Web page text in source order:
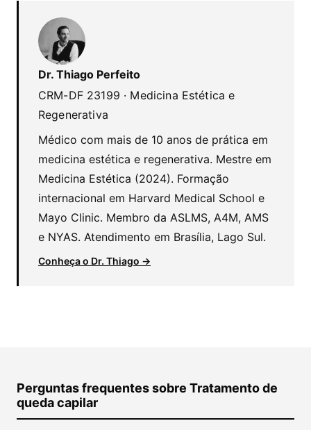
Dr. Thiago Perfeito
CRM-DF 23199 · Medicina Estética e
Regenerativa
Médico com mais de 10 anos de prática em
medicina estética e regenerativa. Mestre em
Medicina Estética (2024). Formação
internacional em Harvard Medical School e
Mayo Clinic. Membro da ASLMS, A4M, AMS
e NYAS. Atendimento em Brasília, Lago Sul.
Conheça o Dr. Thiago →
Perguntas frequentes sobre Tratamento de
queda capilar